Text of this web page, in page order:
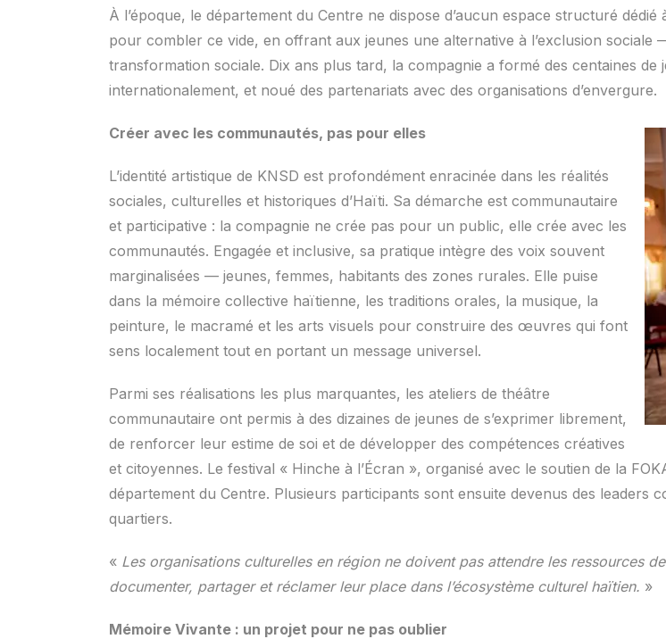
À l’époque, le département du Centre ne dispose d’aucun espace structuré
pour combler ce vide, en offrant aux jeunes une alternative à l’exclusion sociale
transformation sociale. Dix ans plus tard, la compagnie a formé des centaines
internationalement, et noué des partenariats avec des organisations d’envergure.
Créer avec les communautés, pas pour elles
L’identité artistique de KNSD est profondément enracinée dans les réalités
sociales, culturelles et historiques d’Haïti. Sa démarche est communautaire
et participative : la compagnie ne crée pas pour un public, elle crée avec les
communautés. Engagée et inclusive, sa pratique intègre des voix souvent
marginalisées — jeunes, femmes, habitants des zones rurales. Elle puise
dans la mémoire collective haïtienne, les traditions orales, la musique, la
peinture, le macramé et les arts visuels pour construire des œuvres qui font
sens localement tout en portant un message universel.
Parmi ses réalisations les plus marquantes, les ateliers de théâtre
communautaire ont permis à des dizaines de jeunes de s’exprimer librement,
de renforcer leur estime de soi et de développer des compétences créatives
et citoyennes. Le festival « Hinche à l’Écran », organisé avec le soutien de la
département du Centre. Plusieurs participants sont ensuite devenus des leaders
quartiers.
« Les organisations culturelles en région ne doivent pas attendre les ressources
documenter, partager et réclamer leur place dans l’écosystème culturel haïtien. »
Mémoire Vivante : un projet pour ne pas oublier